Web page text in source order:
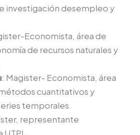
investigación desempleo y
Economista, área de
de recursos naturales y
: Magister- Economista, área
cuantitativos y
temporales.
representante